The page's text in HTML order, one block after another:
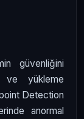
güvenliğini
ve yükleme
Detection
anormal